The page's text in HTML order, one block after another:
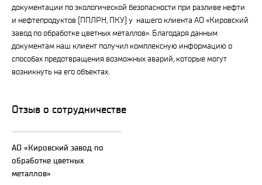
документации по экологической безопасности при разливе нефти
и нефтепродуктов (ППЛРН, ПКУ) у нашего клиента АО «Кировский
завод по обработке цветных металлов». Благодаря данным
документам наш клиент получил комплексную информацию о
способах предотвращения возможных аварий, которые могут
возникнуть на его объектах.
Отзыв о сотрудничестве
АО «Кировский завод по
обработке цветных
металлов»